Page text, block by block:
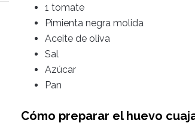
1 tomate
Pimienta negra molida
Aceite de oliva
Sal
Azúcar
Pan
Cómo preparar el huevo